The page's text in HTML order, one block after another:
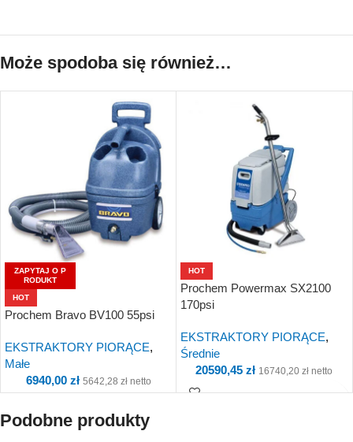
Może spodoba się również…
ZAPYTAJ O P
RODUKT
HOT
Prochem Bravo BV100 55psi
EKSTRAKTORY PIORĄCE,
Małe
6940,00 zł 5642,28 złnetto
Kup i otrzymaj 694
HOT
Prochem Powermax SX2100
170psi
EKSTRAKTORY PIORĄCE,
Średnie
20590,45 zł 16740,20 zł netto
Podobne produkty